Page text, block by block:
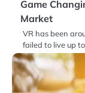
Game
Market
VR has been
failed to live up